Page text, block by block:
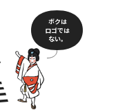
ボクは
ロゴでは
ない。